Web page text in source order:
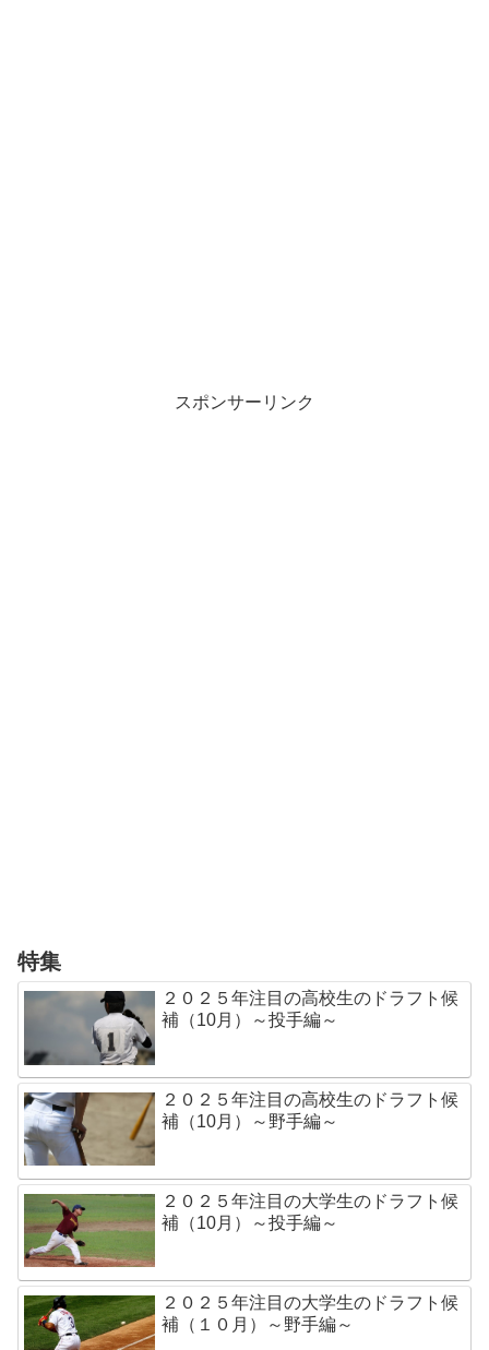
スポンサーリンク
特集
２０２５年注目の高校生のドラフト候
補（10月）～投手編～
２０２５年注目の高校生のドラフト候
補（10月）～野手編～
２０２５年注目の大学生のドラフト候
補（10月）～投手編～
２０２５年注目の大学生のドラフト候
補（１０月）～野手編～